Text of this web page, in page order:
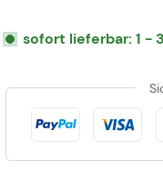
sofort lieferbar: 1 -